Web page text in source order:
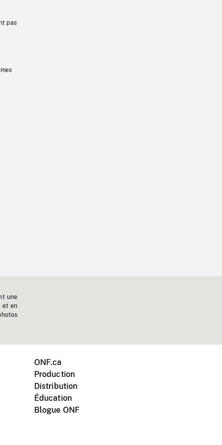
pas
une
et en
ONF.ca
Production
Distribution
Éducation
Blogue ONF